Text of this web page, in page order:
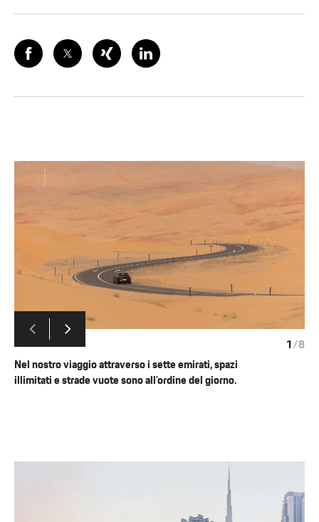
Nel nostro viaggio attraverso i sette emirati, spazi
illimitati e strade vuote sono all’ordine del giorno.
1/8